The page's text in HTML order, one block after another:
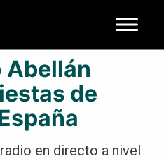
Abellán
de
en directo a nivel